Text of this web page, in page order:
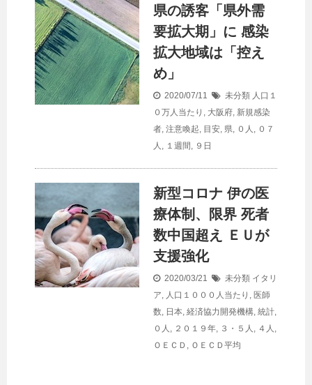
県の誘客「県外需
要拡大期」に 感染
拡大地域は「控え
め」
2020/07/11 未分類 人口１
０万人当たり , 大阪府, 新規感染
者, 注意喚起, 目安, 県, ０人 , ０７
人 , １週間 , ９日
新型コロナ 伊の医
療体制、限界 死者
数中国超え ＥＵが
支援強化
2020/03/21 未分類 イタリ
ア, 人口１０００人当たり , 医師
数, 日本, 経済協力開発機構, 統計,
０人 , ２０１９年, ３・５人 , ４人 ,
ＯＥＣＤ , ＯＥＣＤ平均